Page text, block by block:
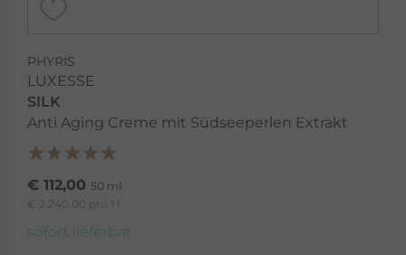
PHYRIS
LUXESSE
SILK
Anti Aging Creme mit Südseeperlen Extrakt
€ 112,00 50 ml
€ 2.240,00 pro 1 l
sofort lieferbar